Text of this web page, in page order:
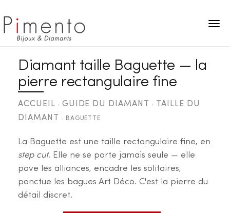
Diamant taille Baguette — la
pierre rectangulaire fine
ACCUEIL › GUIDE DU DIAMANT ›
TAILLE DU
DIAMANT
› BAGUETTE
La Baguette est une taille rectangulaire fine, en
step cut. Elle ne se porte jamais seule — elle
pave les alliances, encadre les solitaires,
ponctue les bagues Art Déco. C'est la pierre du
détail discret.